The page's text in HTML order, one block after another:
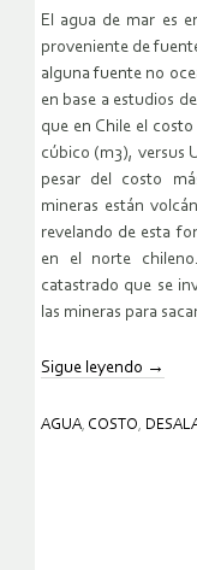
El agua de mar es
proveniente de
alguna fuente no
en base a estudios
que en Chile el
cúbico (m3), versus
pesar del costo
mineras están
revelando de esta
en el norte
catastrado que se
las mineras para
Sigue leyendo →
AGUA, COSTO,